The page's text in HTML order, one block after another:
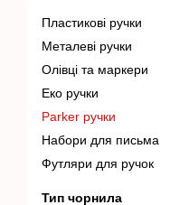
Пластикові ручки
Металеві ручки
Олівці та маркери
Еко ручки
Parker ручки
Набори для письма
Футляри для ручок
Тип чорнила